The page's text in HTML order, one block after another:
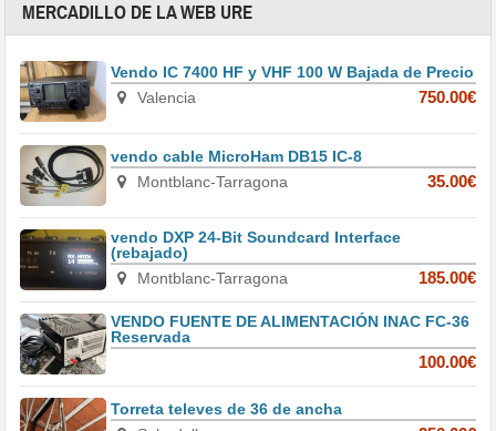
MERCADILLO DE LA WEB URE
Vendo IC 7400 HF y VHF 100 W Bajada de Precio
Valencia
750.00€
vendo cable MicroHam DB15 IC-8
Montblanc-Tarragona
35.00€
vendo DXP 24-Bit Soundcard Interface
(rebajado)
Montblanc-Tarragona
185.00€
VENDO FUENTE DE ALIMENTACIÓN INAC FC-36
Reservada
100.00€
Torreta televes de 36 de ancha